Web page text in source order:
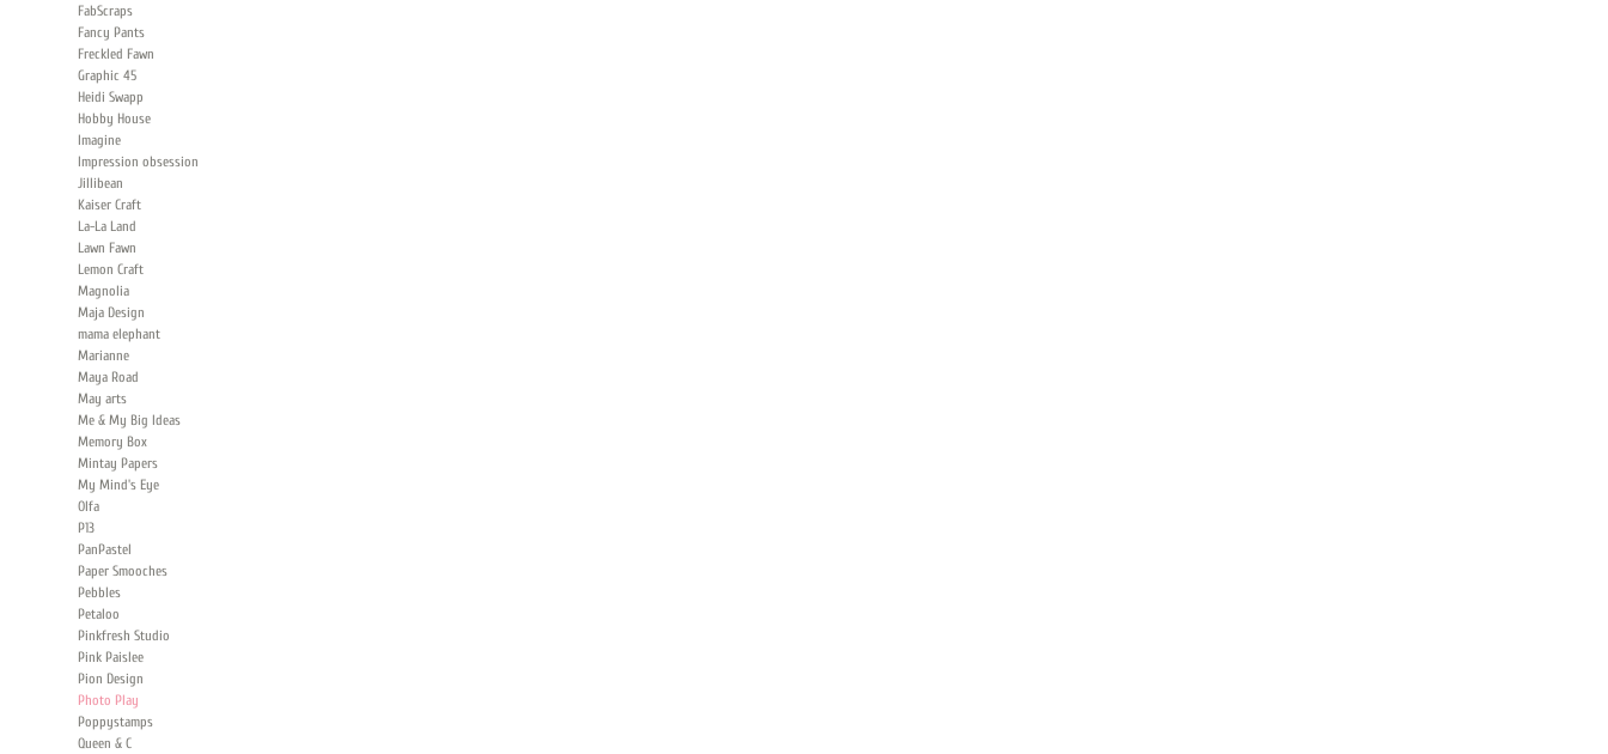
FabScraps
Fancy Pants
Freckled Fawn
Graphic 45
Heidi Swapp
Hobby House
Imagine
Impression obsession
Jillibean
Kaiser Сraft
La-La Land
Lawn Fawn
Lemon Craft
Magnolia
Maja Design
mama elephant
Marianne
Maya Road
May arts
Me & My Big Ideas
Memory Box
Mintay Papers
My Mind's Eye
Olfa
P13
PanPastel
Paper Smooches
Pebbles
Petaloo
Pinkfresh Studio
Pink Paislee
Pion Design
Photo Play
Poppystamps
Queen & C